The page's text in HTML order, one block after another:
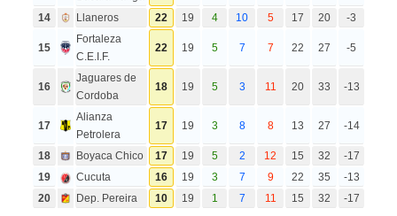
14 Llaneros 22 19 4 10 5 17 20 -3
15
Fortaleza
C.E.I.F.
22 19 5 7 7 22 27 -5
16
Jaguares de
Cordoba
18 19 5 3 11 20 33 -13
17
Alianza
Petrolera
17 19 3 8 8 13 27 -14
18 Boyaca Chico 17 19 5 2 12 15 32
-17
19
Cucuta 16 19 3 7 9 22 35
-13
20
Dep. Pereira 10 19 1 7 11 15 32 -17